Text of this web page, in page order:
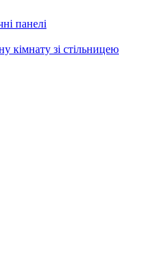
панелі
кімнату зі стільницею